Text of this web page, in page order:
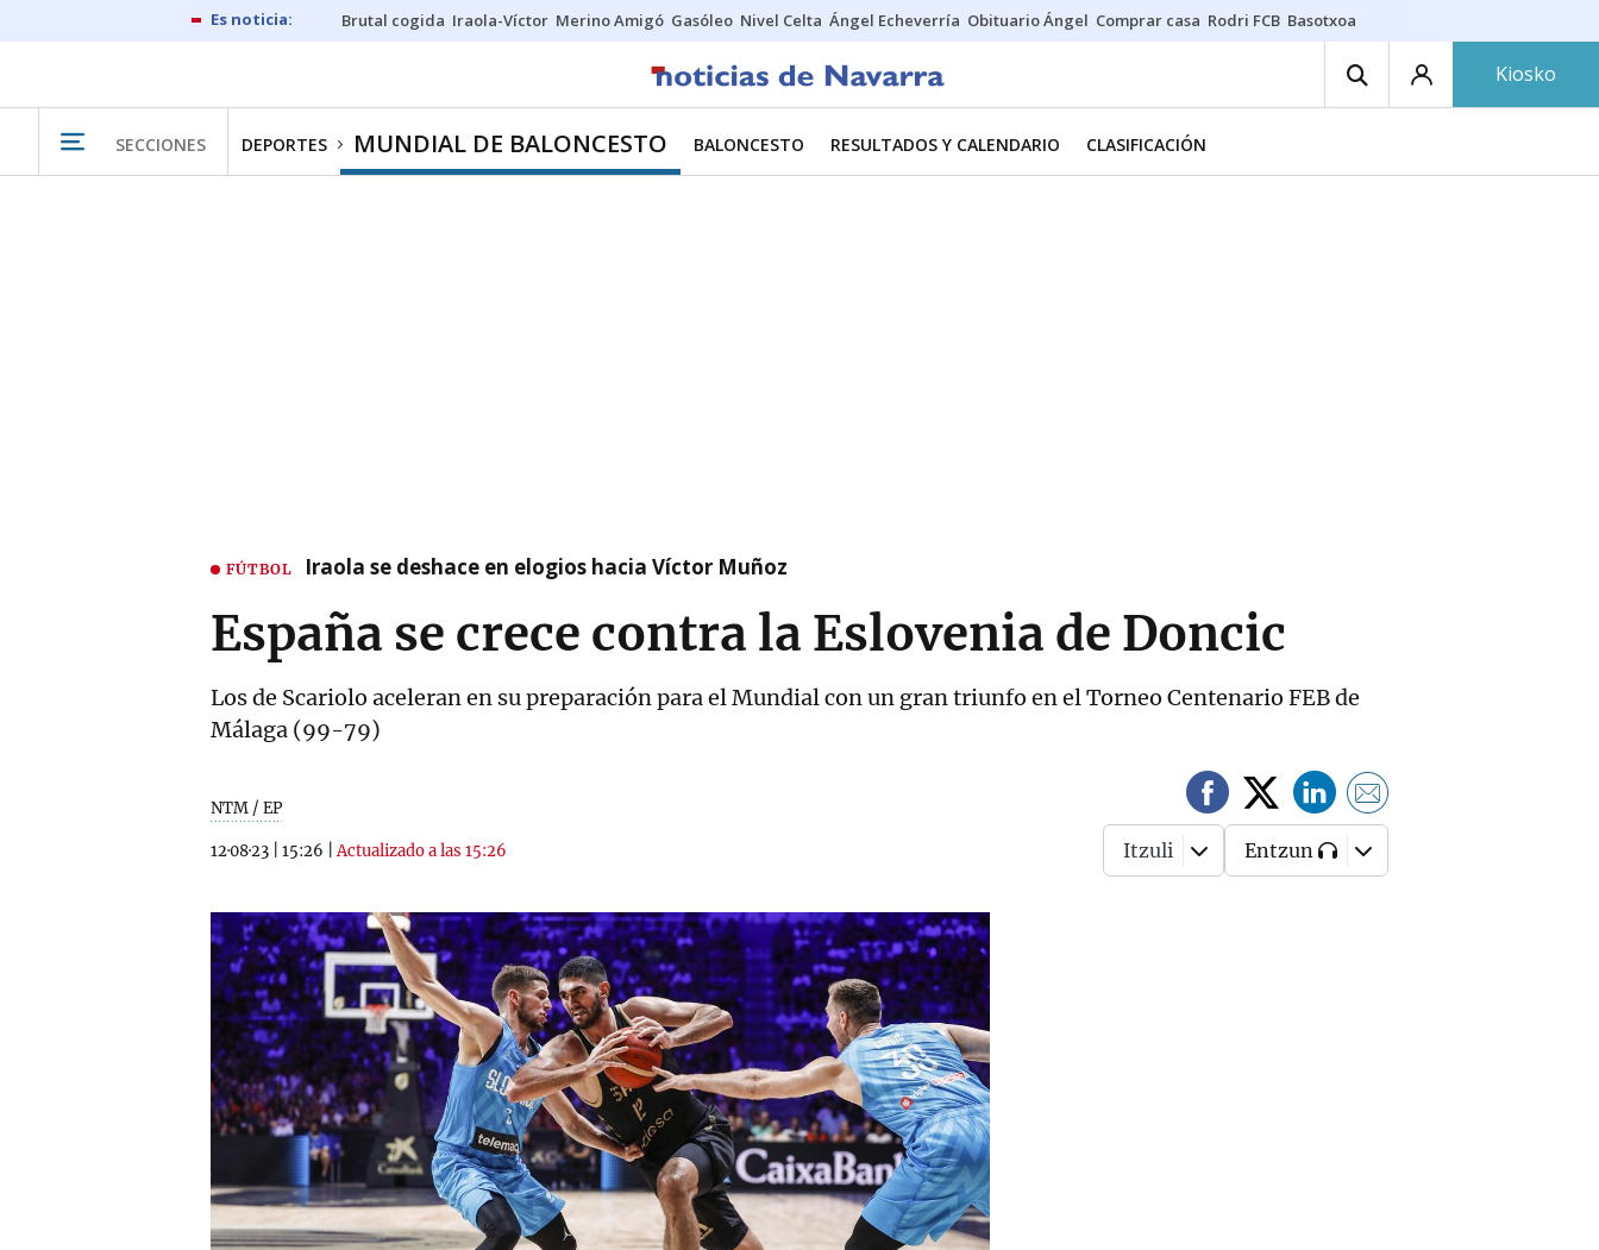
Brutal cogida Iraola-Víctor Merino Amigó Gasóleo Nivel Celta Ángel Echeverría Obituario Ángel Comprar casa Rodri FCB Basotxoa
Kiosko
SECCIONES DEPORTES MUNDIAL DE BALONCESTO BALONCESTO RESULTADOS Y CALENDARIO CLASIFICACIÓN
FÚTBOL Iraola se deshace en elogios hacia Víctor Muñoz
España se crece contra la Eslovenia de Doncic
Los de Scariolo aceleran en su preparación para el Mundial con un gran triunfo en el Torneo Centenario FEB de
Málaga (99-79)
NTM / EP
12·08·23 15:26 |Actualizado a las 15:26 Itzuli Entzun